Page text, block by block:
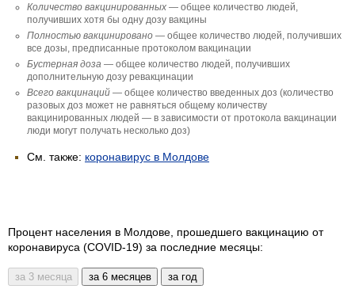
Количество вакцини­рованных — общее количество людей,
получивших хотя бы одну дозу вакцины
Полностью вакцини­ровано — общее количество людей, получивших
все дозы, предписанные протоколом вакцинации
Бустерная доза — общее количество людей, получивших
дополнительную дозу ревакцинации
Всего вакцинаций — общее количество введенных доз (количество
разовых доз может не равняться общему количеству
вакцинированных людей — в зависимости от протокола вакцинации
люди могут получать несколько доз)
См. также: коронавирус в Молдове
Процент населения в Молдове, прошедшего вакцинацию от
коронавируса (COVID-19) за последние месяцы: